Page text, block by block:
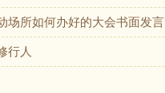
场所如何办好的大会书面发言
行人